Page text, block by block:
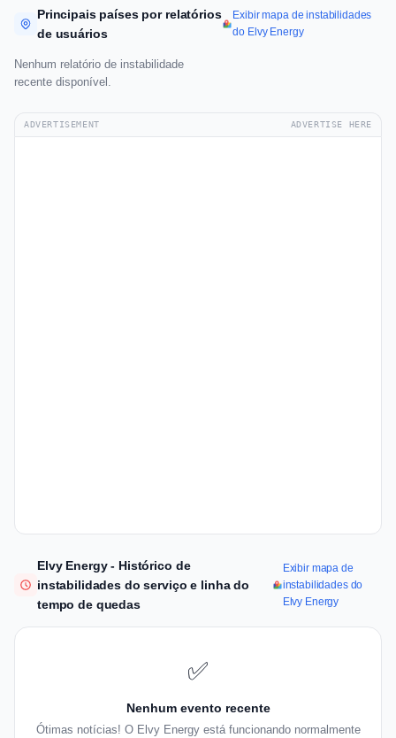
Principais países por relatórios
de usuários
Exibir mapa de instabilidades
do Elvy Energy
Nenhum relatório de instabilidade
recente disponível.
ADVERTISEMENT ADVERTISE HERE
Elvy Energy - Histórico de
instabilidades do serviço e linha do
tempo de quedas
Exibir mapa de
instabilidades do
Elvy Energy
✅
Nenhum evento recente
Ótimas notícias! O Elvy Energy está funcionando normalmente